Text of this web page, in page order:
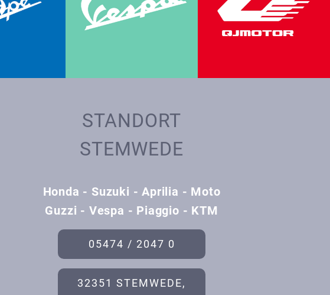
STANDORT
STEMWEDE
Honda - Suzuki - Aprilia - Moto
Guzzi - Vespa - Piaggio - KTM
05474 / 2047 0
32351 STEMWEDE,